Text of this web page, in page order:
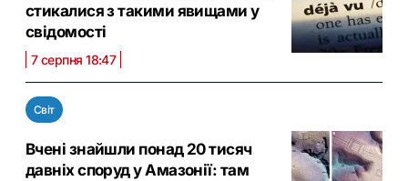
стикалися з такими явищами у
свідомості
7 серпня 18:47
Світ
Вчені знайшли понад 20 тисяч
давніх споруд у Амазонії: там